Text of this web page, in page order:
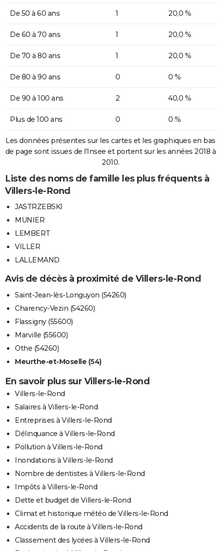
De 50 à 60 ans 1 20,0 %
De 60 à 70 ans 1 20,0 %
De 70 à 80 ans 1 20,0 %
De 80 à 90 ans 0 0 %
De 90 à 100 ans 2 40,0 %
Plus de 100 ans 0 0 %
Les données présentes sur les cartes et les graphiques en bas
de page sont issues de l'Insee et portent sur les années 2018 à
2010.
Liste des noms de famille les plus fréquents à
Villers-le-Rond
JASTRZEBSKI
MUNIER
LEMBERT
VILLER
LALLEMAND
Avis de décès à proximité de Villers-le-Rond
Saint-Jean-lès-Longuyon (54260)
Charency-Vezin (54260)
Flassigny (55600)
Marville (55600)
Othe (54260)
Meurthe-et-Moselle (54)
En savoir plus sur Villers-le-Rond
Villers-le-Rond
Salaires à Villers-le-Rond
Entreprises à Villers-le-Rond
Délinquance à Villers-le-Rond
Pollution à Villers-le-Rond
Inondations à Villers-le-Rond
Nombre de dentistes à Villers-le-Rond
Impôts à Villers-le-Rond
Dette et budget de Villers-le-Rond
Climat et historique météo de Villers-le-Rond
Accidents de la route à Villers-le-Rond
Classement des lycées à Villers-le-Rond